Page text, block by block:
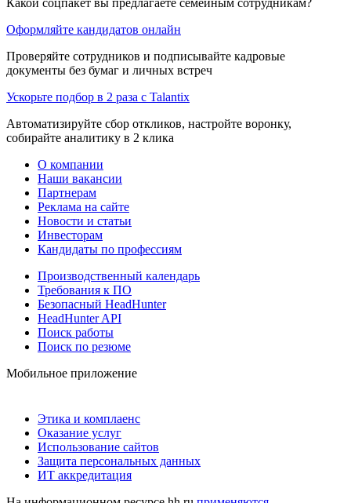
Какой соцпакет вы предлагаете семейным сотрудникам?
Оформляйте кандидатов онлайн
Проверяйте сотрудников и подписывайте кадровые
документы без бумаг и личных встреч
Ускорьте подбор в 2 раза с Talantix
Автоматизируйте сбор откликов, настройте воронку,
собирайте аналитику в 2 клика
О компании
Наши вакансии
Партнерам
Реклама на сайте
Новости и статьи
Инвесторам
Кандидаты по профессиям
Производственный календарь
Требования к ПО
Безопасный HeadHunter
HeadHunter API
Поиск работы
Поиск по резюме
Мобильное приложение
Этика и комплаенс
Оказание услуг
Использование сайтов
Защита персональных данных
ИТ аккредитация